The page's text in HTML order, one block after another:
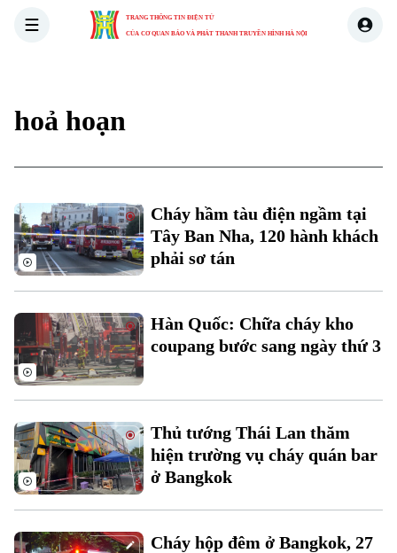
TRANG THÔNG TIN ĐIỆN TỬ
CỦA CƠ QUAN BÁO VÀ PHÁT THANH TRUYỀN HÌNH HÀ NỘI
Xu hướng
hoả hoạn
Cháy hầm tàu điện ngầm tại
Tây Ban Nha, 120 hành khách
phải sơ tán
Hàn Quốc: Chữa cháy kho
coupang bước sang ngày thứ 3
Thủ tướng Thái Lan thăm
hiện trường vụ cháy quán bar
ở Bangkok
Cháy hộp đêm ở Bangkok, 27